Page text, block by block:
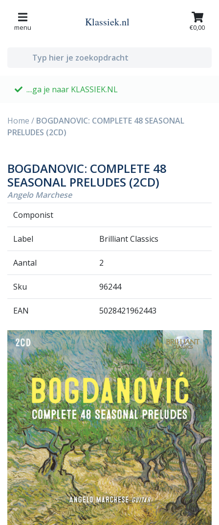
menu Klassiek.nl €0,00
....ga je naar KLASSIEK.NL
Home / BOGDANOVIC: COMPLETE 48 SEASONAL
PRELUDES (2CD)
BOGDANOVIC: COMPLETE 48
SEASONAL PRELUDES (2CD)
Angelo Marchese
Componist
Label Brilliant Classics
Aantal 2
Sku 96244
EAN 5028421962443